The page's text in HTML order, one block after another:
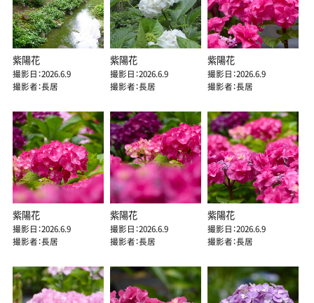
紫陽花
撮影日：2026.6.9
撮影者：長居
紫陽花
撮影日：2026.6.9
撮影者：長居
紫陽花
撮影日：2026.6.9
撮影者：長居
紫陽花
撮影日：2026.6.9
撮影者：長居
紫陽花
撮影日：2026.6.9
撮影者：長居
紫陽花
撮影日：2026.6.9
撮影者：長居